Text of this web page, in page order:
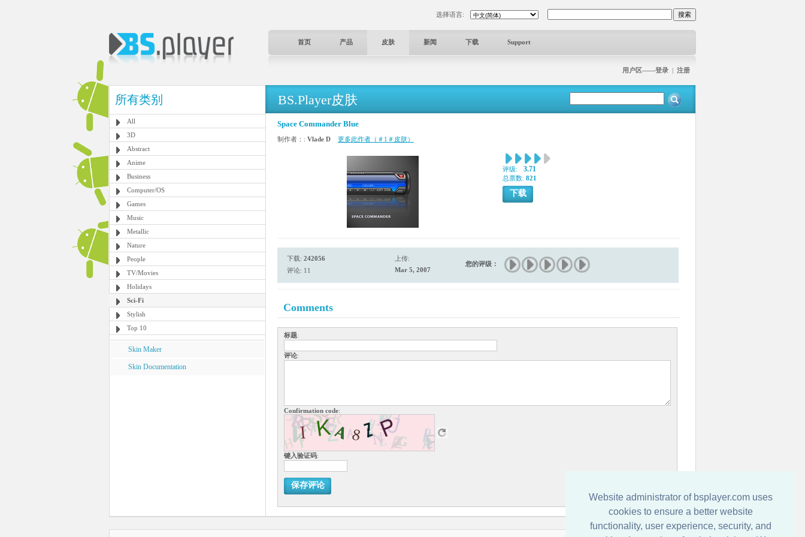
Website administrator of bsplayer.com uses
cookies to ensure a better website
functionality, user experience, security, and
选择语言:
首页 产品 皮肤 新闻 下载 Support
用户区——登录 | 注册
所有类别
All
3D
Abstract
Anime
Business
Computer/OS
Games
Music
Metallic
Nature
People
TV/Movies
Holidays
Sci-Fi
Stylish
Top 10
Skin Maker
Skin Documentation
BS.Player皮肤
Space Commander Blue
制作者：: Vlade D 更多此作者（＃1＃皮肤）
评级: 3.71
总票数: 821
下载
下载: 242056
评论: 11
上传:
Mar 5, 2007
您的评级：
Comments
标题:
评论:
Confirmation code:
键入验证码:
保存评论